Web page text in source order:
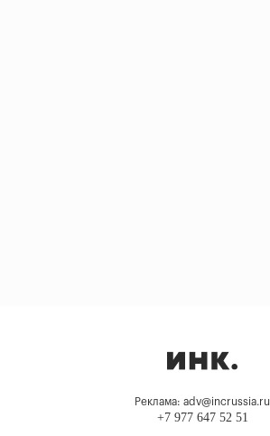
Реклама: adv@incrussia.ru
+7 977 647 52 51